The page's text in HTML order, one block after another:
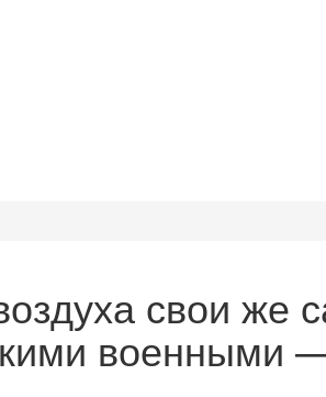
свои же
военными